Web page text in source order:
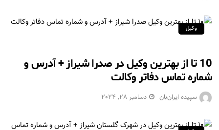
وکیل
10 تا از بهترین وکیل در صدرا شیراز + آدرس و
شماره تماس دفاتر وکالت
سپیده ایران‌بان دسامبر 28, 2024